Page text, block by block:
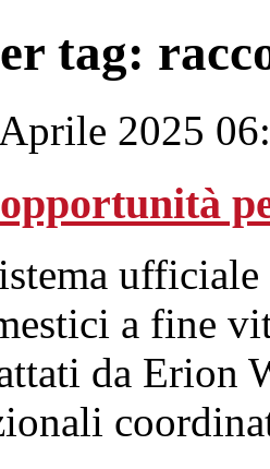
tag:
2025
ufficiale
a fine
da Erion